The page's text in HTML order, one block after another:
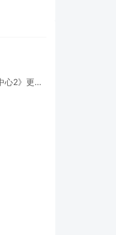
韩剧《杀人者的购物中心2》更新06